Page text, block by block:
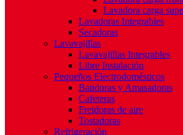
Lavadora carga
Lavadoras Integrables
Secadoras
Lavavajillas
Lavavajillas Integrables
Libre Instalación
Pequeños Electrodomésticos
Batidoras y Amasadoras
Cafeteras
Freidoras de aire
Tostadoras
Refrigeración